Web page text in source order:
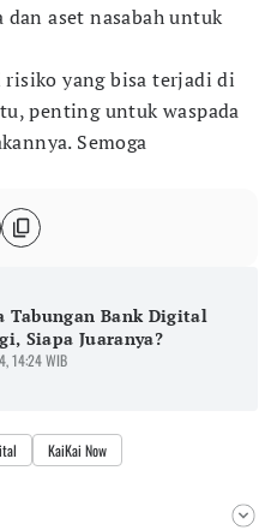
aset nasabah untuk
risiko yang bisa terjadi di
penting untuk waspada
Semoga
Tabungan Bank Digital
Siapa Juaranya?
14:24 WIB
KaiKai Now